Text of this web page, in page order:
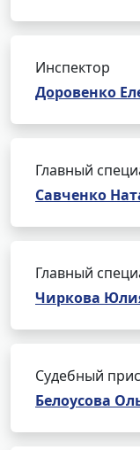
Инспектор
Доровенко
Главный
Савченко
Главный
Чиркова
Судебный
Белоусова